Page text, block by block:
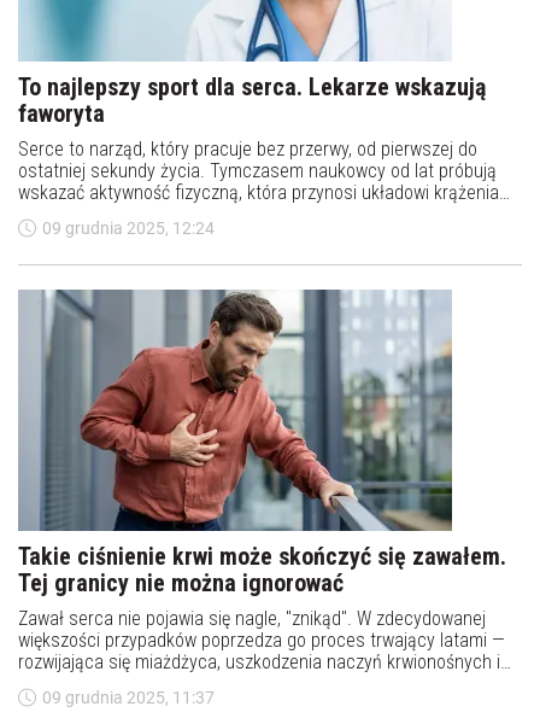
To najlepszy sport dla serca. Lekarze wskazują
faworyta
Serce to narząd, który pracuje bez przerwy, od pierwszej do
ostatniej sekundy życia. Tymczasem naukowcy od lat próbują
wskazać aktywność fizyczną, która przynosi układowi krążenia
najwięcej korzyści. I choć wybór jest szeroki, jedna z nich pojawia
się w badaniach najczęściej.
09 grudnia 2025, 12:24
Takie ciśnienie krwi może skończyć się zawałem.
Tej granicy nie można ignorować
Zawał serca nie pojawia się nagle, "znikąd". W zdecydowanej
większości przypadków poprzedza go proces trwający latami —
rozwijająca się miażdżyca, uszkodzenia naczyń krwionośnych i
przeciążenie serca. Jednym z najważniejszych czynników ryzyka
pozostaje także wysokie ciśnienie tętnicze.
09 grudnia 2025, 11:37